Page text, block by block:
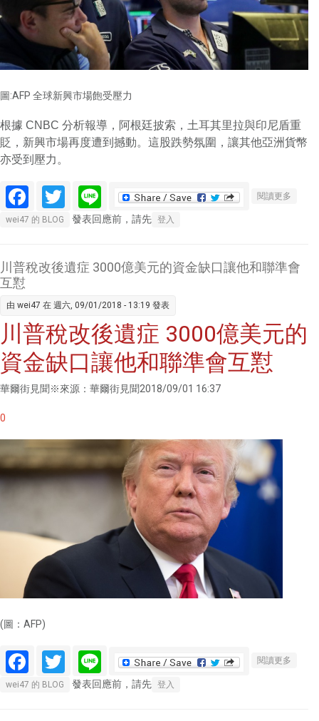
圖:AFP 全球新興市場飽受壓力
根據 CNBC 分析報導，阿根廷披索，土耳其里拉與印尼盾重
貶，新興市場再度遭到撼動。這股跌勢氛圍，讓其他亞洲貨幣
亦受到壓力。
Facebook
Twitter
Line 閱讀更多
拉崩跌
全球新
力
wei47 的 BLOG 發表回應前，請先 登入
川普稅改後遺症 3000億美元的資金缺口讓他和聯準會
互懟
由 wei47 在 週六, 09/01/2018 - 13:19 發表
川普稅改後遺症 3000億美元的
資金缺口讓他和聯準會互懟
華爾街見聞※來源：華爾街見聞2018/09/01 16:37
0
(圖：AFP)
Facebook
Twitter
Line 閱讀更多
wei47 的 BLOG 發表回應前，請先 登入